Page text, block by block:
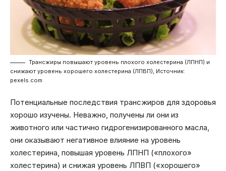
Трансжиры повышают уровень плохого холестерина (ЛПНП) и
снижают уровень хорошего холестерина (ЛПВП), Источник:
pexels.com
Потенциальные последствия трансжиров для здоровья
хорошо изучены. Неважно, получены ли они из
животного или частично гидрогенизированного масла,
они оказывают негативное влияние на уровень
холестерина, повышая уровень ЛПНП («плохого»
холестерина) и снижая уровень ЛПВП («хорошего»